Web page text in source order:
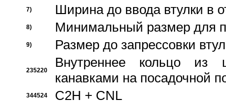
7) Ширина до ввода втулки в
8) Минимальный размер для
9) Размер до запрессовки
235220
Внутреннее кольцо из
канавками на посадочной
344524 C2H + CNL